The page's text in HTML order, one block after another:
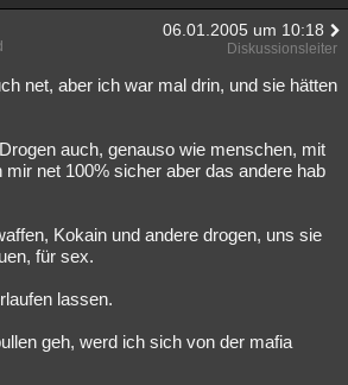
06.01.2005 um 10:18
Diskussionsleiter
net, aber ich war mal drin, und sie hätten
auch, genauso wie menschen, mit
net 100% sicher aber das andere hab
Kokain und andere drogen, uns sie
für sex.
lassen.
geh, werd ich sich von der mafia